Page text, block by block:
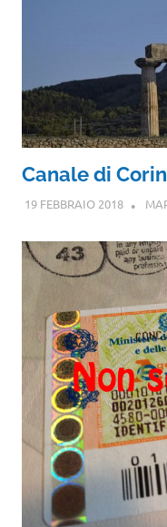
Canale di
19 FEBBRAIO 2018